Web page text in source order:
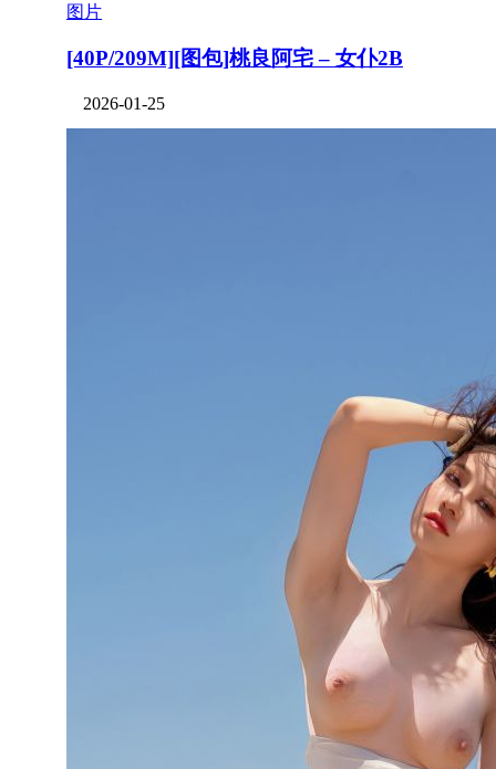
图片
[40P/209M][图包]桃良阿宅 – 女仆2B
2026-01-25